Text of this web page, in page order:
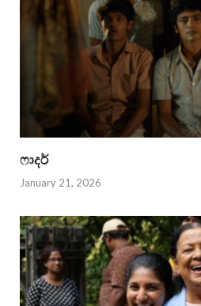
ෆාදර්
January 21, 2026